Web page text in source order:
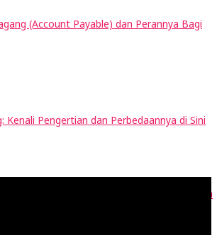
(Account Payable) dan Perannya Bagi
Kenali Pengertian dan Perbedaannya di Sini
Anggaran Biaya: Cara Buat dan Contohnya